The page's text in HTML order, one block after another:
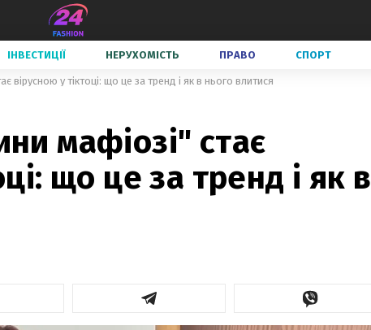
ІНВЕСТИЦІЇ НЕРУХОМІСТЬ ПРАВО СПОРТ
вірусною у тіктоці: що це за тренд і як в нього влитися
мафіозі" стає
що це за тренд і як в